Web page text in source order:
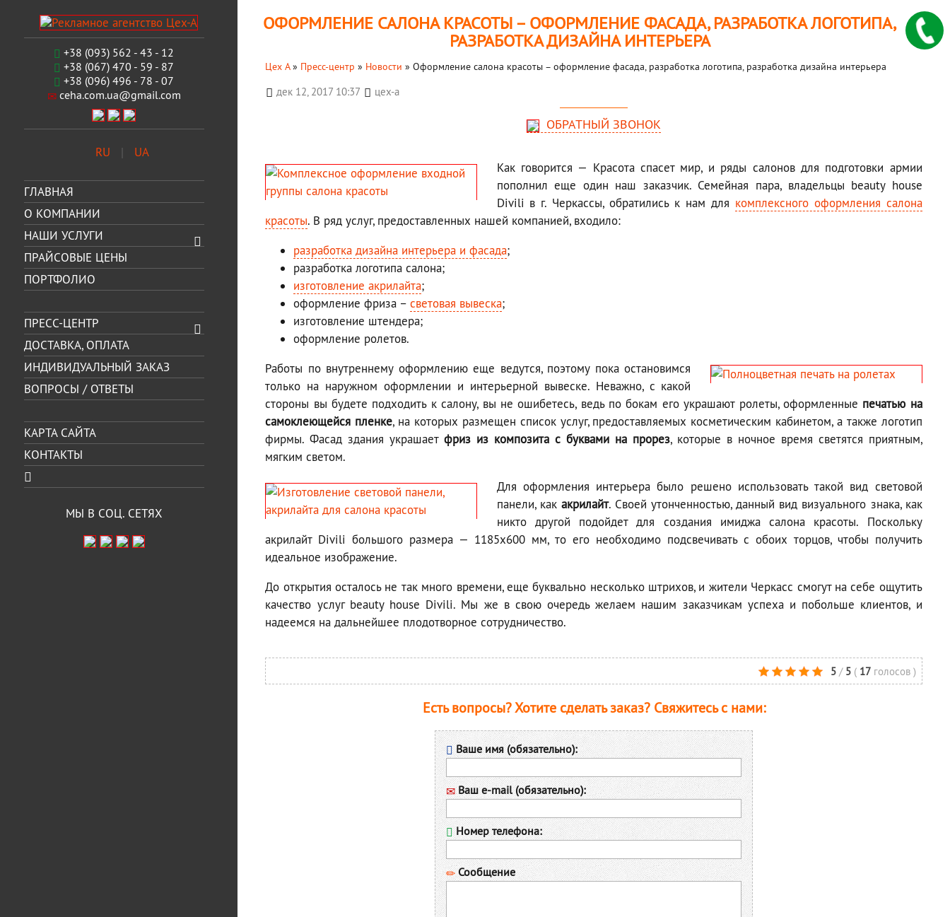
+38 (093) 562 - 43 - 12
+38 (067) 470 - 59 - 87
+38 (096) 496 - 78 - 07
ceha.com.ua@gmail.com
RU UA
ГЛАВНАЯ
О КОМПАНИИ
НАШИ УСЛУГИ
ПРАЙСОВЫЕ ЦЕНЫ
ПОРТФОЛИО
ПРЕСС-ЦЕНТР
ДОСТАВКА, ОПЛАТА
ИНДИВИДУАЛЬНЫЙ ЗАКАЗ
ВОПРОСЫ / ОТВЕТЫ
КАРТА САЙТА
КОНТАКТЫ
МЫ В СОЦ. СЕТЯХ
ОФОРМЛЕНИЕ САЛОНА КРАСОТЫ – ОФОРМЛЕНИЕ ФАСАДА, РАЗРАБОТКА ЛОГОТИПА,
РАЗРАБОТКА ДИЗАЙНА ИНТЕРЬЕРА
Цех А» Пресс-центр » Новости » Оформление салона красоты – оформление фасада, разработка логотипа, разработка дизайна интерьера
дек 12, 2017 10:37 цех-а
ОБРАТНЫЙ ЗВОНОК
Как говорится — Красота спасет мир, и ряды салонов для подготовки армии
пополнил еще один наш заказчик. Семейная пара, владельцы beauty house
Divili в г. Черкассы, обратились к нам для комплексного оформления салона
красоты. В ряд услуг, предоставленных нашей компанией, входило:
разработка дизайна интерьера и фасада;
разработка логотипа салона;
изготовление акрилайта;
оформление фриза –световая вывеска;
изготовление штендера;
оформление ролетов.
Работы по внутреннему оформлению еще ведутся, поэтому пока остановимся
только на наружном оформлении и интерьерной вывеске. Неважно, с какой
стороны вы будете подходить к салону, вы не ошибетесь, ведь по бокам его украшают ролеты, оформленные печатью на
самоклеющейся пленке, на которых размещен список услуг, предоставляемых косметическим кабинетом, а также логотип
фирмы. Фасад здания украшаетфриз из композита с буквами на прорез, которые в ночное время светятся приятным,
мягким светом.
Для оформления интерьера было решено использовать такой вид световой
панели, как акрилайт. Своей утонченностью, данный вид визуального знака, как
никто другой подойдет для создания имиджа салона красоты. Поскольку
акрилайт Divili большого размера — 1185х600 мм, то его необходимо подсвечивать с обоих торцов, чтобы получить
идеальное изображение.
До открытия осталось не так много времени, еще буквально несколько штрихов, и жители Черкасс смогут на себе ощутить
качество услуг beauty house Divili. Мы же в свою очередь желаем нашим заказчикам успеха и побольше клиентов, и
надеемся на дальнейшее плодотворное сотрудничество.
5 / 5 ( 17 голосов)
Есть вопросы? Хотите сделать заказ? Свяжитесь с нами:
Ваше имя (обязательно):
Ваш e-mail (обязательно):
Номер телефона:
Сообщение